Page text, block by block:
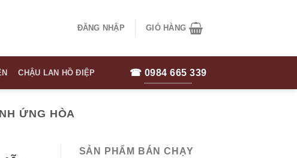
ĐĂNG NHẬP GIỎ HÀNG
CHẬU LAN HỒ ĐIỆP ☎ 0984 665 339
ỨNG HÒA
SẢN PHẨM BÁN CHẠY